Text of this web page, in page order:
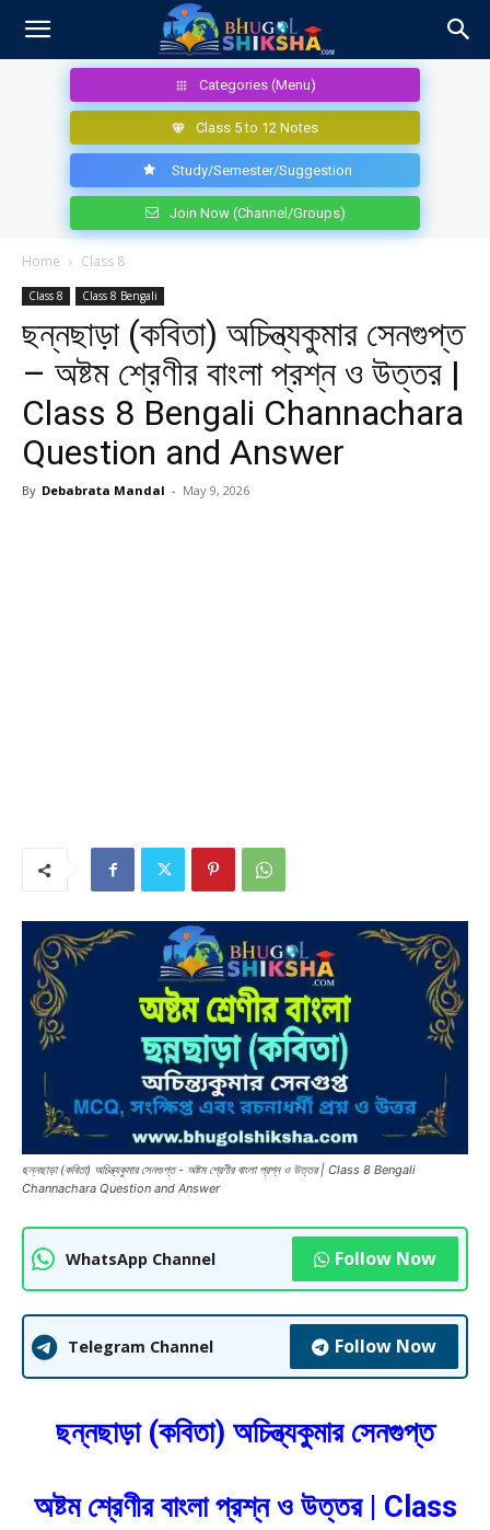
Categories (Menu)
Class 5 to 12 Notes
Study/Semester/Suggestion
Join Now (Channel/Groups)
Home Class 8
Class 8 Class 8 Bengali
ছন্নছাড়া (কবিতা) অচিন্ত্যকুমার সেনগুপ্ত
– অষ্টম শ্রেণীর বাংলা প্রশ্ন ও উত্তর |
Class 8 Bengali Channachara
Question and Answer
By Debabrata Mandal - May 9, 2026
ছন্নছাড়া (কবিতা) অচিন্ত্যকুমার সেনগুপ্ত - অষ্টম শ্রেণীর বাংলা প্রশ্ন ও উত্তর | Class 8 Bengali
Channachara Question and Answer
WhatsApp Channel Follow Now
Telegram Channel Follow Now
ছন্নছাড়া (কবিতা) অচিন্ত্যকুমার সেনগুপ্ত
অষ্টম শ্রেণীর বাংলা প্রশ্ন ও উত্তর | Class